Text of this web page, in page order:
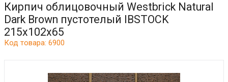
Кирпич облицовочный Westbrick Natural
Dark Brown пустотелый IBSTOCK
215х102х65
Код товара: 6900